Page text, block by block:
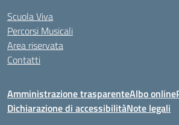
Scuola Viva
Percorsi Musicali
Area riservata
Contatti
Amministrazione trasparenteAlbo online
Dichiarazione di accessibilitàNote legali